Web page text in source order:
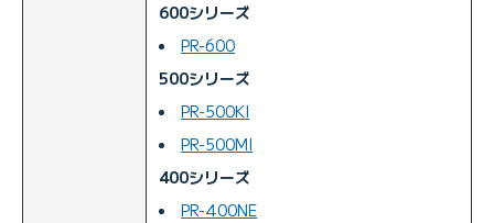
600シリーズ
PR-600
500シリーズ
PR-500KI
PR-500MI
400シリーズ
PR-400NE